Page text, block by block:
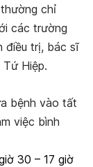
chỉ
các trường
điều trị, bác sĩ
Hiệp.
bệnh vào tất
việc bình
30 – 17 giờ